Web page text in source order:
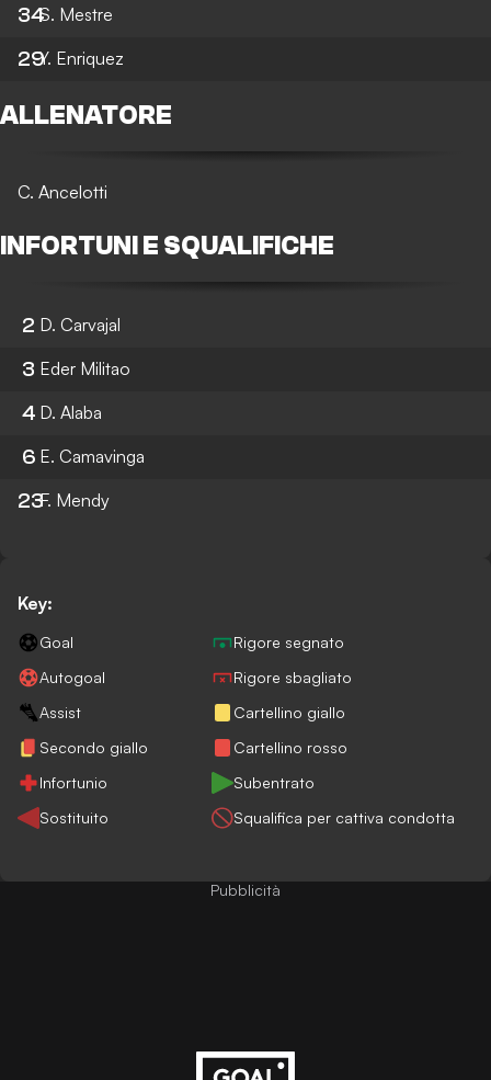
34S. Mestre
29Y. Enriquez
ALLENATORE
C. Ancelotti
INFORTUNI E SQUALIFICHE
2 D. Carvajal
3 Eder Militao
4 D. Alaba
6 E. Camavinga
23F. Mendy
Key:
Goal
Rigore segnato
Autogoal
Rigore sbagliato
Assist
Cartellino giallo
Secondo giallo
Cartellino rosso
Infortunio
Subentrato
Sostituito
Squalifica per cattiva condotta
Pubblicità